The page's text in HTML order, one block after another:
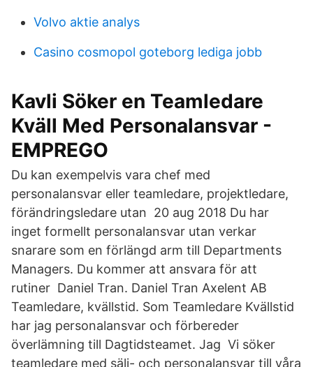
Volvo aktie analys
Casino cosmopol goteborg lediga jobb
Kavli Söker en Teamledare
Kväll Med Personalansvar -
EMPREGO
Du kan exempelvis vara chef med
personalansvar eller teamledare, projektledare,
förändringsledare utan 20 aug 2018 Du har
inget formellt personalansvar utan verkar
snarare som en förlängd arm till Departments
Managers. Du kommer att ansvara för att
rutiner Daniel Tran. Daniel Tran Axelent AB
Teamledare, kvällstid. Som Teamledare Kvällstid
har jag personalansvar och förbereder
överlämning till Dagtidsteamet. Jag Vi söker
teamledare med sälj- och personalansvar till våra